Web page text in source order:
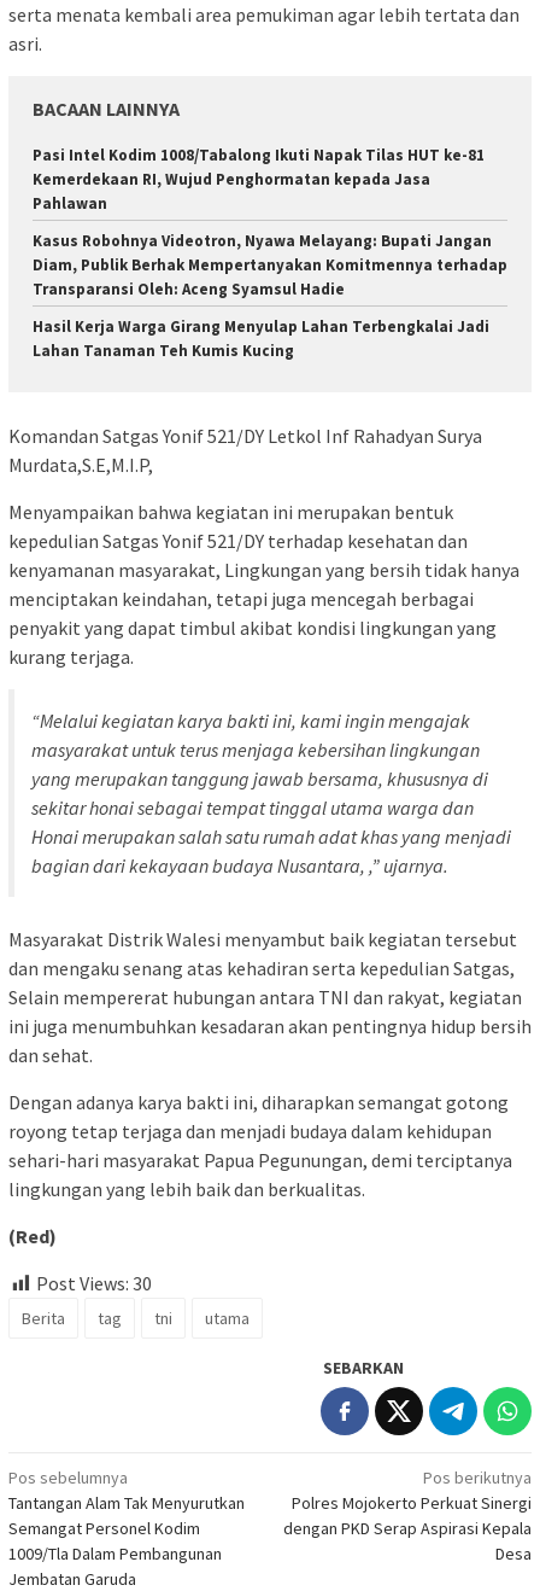
serta menata kembali area pemukiman agar lebih tertata dan
asri.
BACAAN LAINNYA
Pasi Intel Kodim 1008/Tabalong Ikuti Napak Tilas HUT ke-81
Kemerdekaan RI, Wujud Penghormatan kepada Jasa
Pahlawan
Kasus Robohnya Videotron, Nyawa Melayang: Bupati Jangan
Diam, Publik Berhak Mempertanyakan Komitmennya terhadap
Transparansi Oleh: Aceng Syamsul Hadie
Hasil Kerja Warga Girang Menyulap Lahan Terbengkalai Jadi
Lahan Tanaman Teh Kumis Kucing
Komandan Satgas Yonif 521/DY Letkol Inf Rahadyan Surya
Murdata,S.E,M.I.P,
Menyampaikan bahwa kegiatan ini merupakan bentuk
kepedulian Satgas Yonif 521/DY terhadap kesehatan dan
kenyamanan masyarakat, Lingkungan yang bersih tidak hanya
menciptakan keindahan, tetapi juga mencegah berbagai
penyakit yang dapat timbul akibat kondisi lingkungan yang
kurang terjaga.
“Melalui kegiatan karya bakti ini, kami ingin mengajak
masyarakat untuk terus menjaga kebersihan lingkungan
yang merupakan tanggung jawab bersama, khususnya di
sekitar honai sebagai tempat tinggal utama warga dan
Honai merupakan salah satu rumah adat khas yang menjadi
bagian dari kekayaan budaya Nusantara, ,” ujarnya.
Masyarakat Distrik Walesi menyambut baik kegiatan tersebut
dan mengaku senang atas kehadiran serta kepedulian Satgas,
Selain mempererat hubungan antara TNI dan rakyat, kegiatan
ini juga menumbuhkan kesadaran akan pentingnya hidup bersih
dan sehat.
Dengan adanya karya bakti ini, diharapkan semangat gotong
royong tetap terjaga dan menjadi budaya dalam kehidupan
sehari-hari masyarakat Papua Pegunungan, demi terciptanya
lingkungan yang lebih baik dan berkualitas.
(Red)
Post Views: 30
Berita tag tni utama
SEBARKAN
Navigasi
pos
Pos sebelumnya
Tantangan Alam Tak Menyurutkan
Semangat Personel Kodim
1009/Tla Dalam Pembangunan
Jembatan Garuda
Pos berikutnya
Polres Mojokerto Perkuat Sinergi
dengan PKD Serap Aspirasi Kepala
Desa